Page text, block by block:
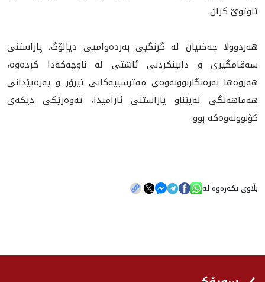
تاوتوێ کران.
هەردوولا جەختیان لە گرنگیی بەردەوامیی دیالۆگ، پاراستنی
سەقامگیری و دابینکردنی ئاشتی لە ناوچەکەدا کردەوە،
هەروەها بەرەنگاربوونەوەی مەترسییەکانی تیرۆر و پەرەپێدانی
هەماهەنگی لەپێناو پاراستنی ئارامیدا، تەوەرێکی دیکەی
کۆبوونه‌وه‌كه‌ بوو.
بڵاوی بکەرەوە لە